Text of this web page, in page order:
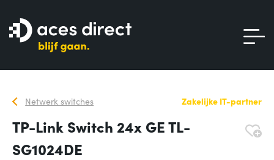
Netwerk switches Zakelijke IT-partner
TP-Link Switch 24x GE TL-
SG1024DE